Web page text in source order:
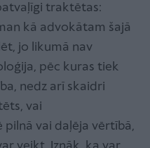
traktētas:
kā advokātam šajā
jo likumā nav
pēc kuras tiek
nedz arī skaidri
vai
vai daļēja vērtībā,